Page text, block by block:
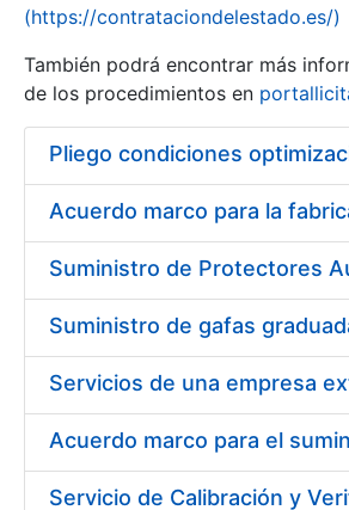
(https://contrataciondelestado.es/)
También podrá encontrar más
de los procedimientos en